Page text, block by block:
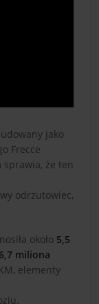
jako
Frecce
że ten
odrzutowiec,
około 5,5
6,7 miliona
elementy